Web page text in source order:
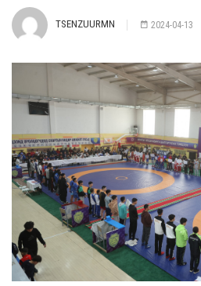
TSENZUURMN 2024-04-13